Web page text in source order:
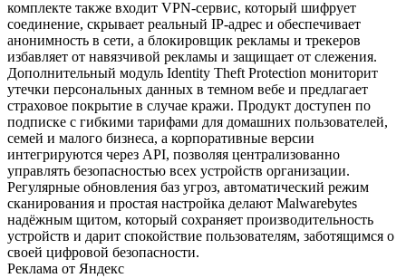
комплекте также входит VPN‑сервис, который шифрует
соединение, скрывает реальный IP‑адрес и обеспечивает
анонимность в сети, а блокировщик рекламы и трекеров
избавляет от навязчивой рекламы и защищает от слежения.
Дополнительный модуль Identity Theft Protection мониторит
утечки персональных данных в темном вебе и предлагает
страховое покрытие в случае кражи. Продукт доступен по
подписке с гибкими тарифами для домашних пользователей,
семей и малого бизнеса, а корпоративные версии
интегрируются через API, позволяя централизованно
управлять безопасностью всех устройств организации.
Регулярные обновления баз угроз, автоматический режим
сканирования и простая настройка делают Malwarebytes
надёжным щитом, который сохраняет производительность
устройств и дарит спокойствие пользователям, заботящимся о
своей цифровой безопасности.
Реклама от Яндекс